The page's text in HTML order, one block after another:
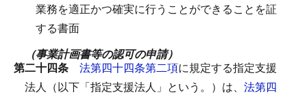
業務を適正かつ確実に行うことができることを証
する書面
（事業計画書等の認可の申請）
第二十四条 法第四十四条第二項に規定する指定支援
法人（以下「指定支援法人」という。）は、 法第四